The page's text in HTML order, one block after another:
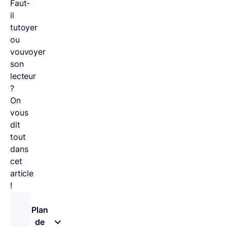
Faut-
il
tutoyer
ou
vouvoyer
son
lecteur
?
On
vous
dit
tout
dans
cet
article
!
Plan
de